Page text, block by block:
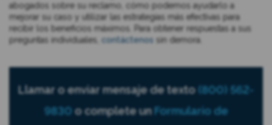
abogados sobre su reclamo, cómo podemos ayudarlo a
mejorar su caso y utilizar las estrategias más efectivas para
recibir los beneficios máximos. Para obtener respuestas a sus
preguntas individuales, contáctenos sin demora.
Llamar o enviar mensaje de texto (800) 562-
9830 o complete un Formulario de